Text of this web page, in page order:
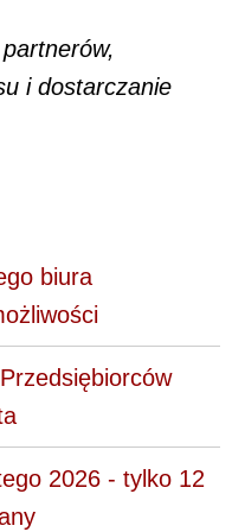
i dostarczanie
biura
2026 - tylko 12